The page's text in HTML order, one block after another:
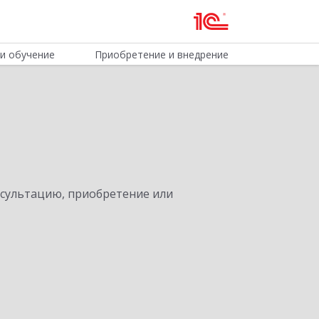
обучение Приобретение и внедрение
приобретение или